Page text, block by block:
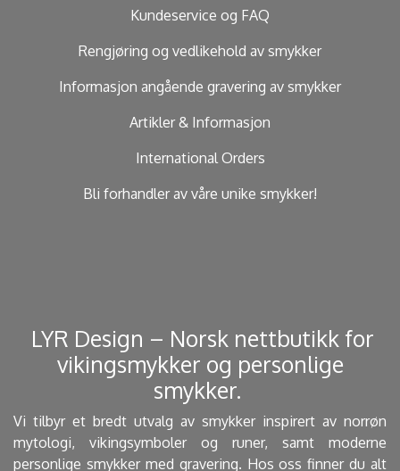
Kundeservice og FAQ
Rengjøring og vedlikehold av smykker
Informasjon angående gravering av smykker
Artikler & Informasjon
International Orders
Bli forhandler av våre unike smykker!
​ LYR Design – Norsk nettbutikk for
vikingsmykker og personlige
smykker. ​
Vi tilbyr et bredt utvalg av smykker inspirert av norrøn
mytologi, vikingsymboler og runer, samt moderne
personlige smykker med gravering. Hos oss finner du alt